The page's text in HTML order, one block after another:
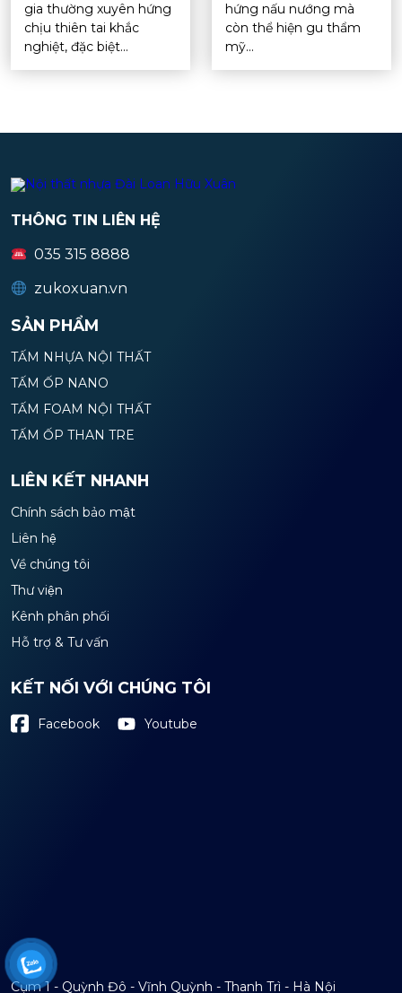
gia thường xuyên hứng
chịu thiên tai khắc
nghiệt, đặc biệt...
hứng nấu nướng mà
còn thể hiện gu thẩm
mỹ...
THÔNG TIN LIÊN HỆ
035 315 8888
zukoxuan.vn
SẢN PHẨM
TẤM NHỰA NỘI THẤT
TẤM ỐP NANO
TẤM FOAM NỘI THẤT
TẤM ỐP THAN TRE
LIÊN KẾT NHANH
Chính sách bảo mật
Liên hệ
Về chúng tôi
Thư viện
Kênh phân phối
Hỗ trợ & Tư vấn
KẾT NỐI VỚI CHÚNG TÔI
Facebook Youtube
Cụm 1 - Quỳnh Đô - Vĩnh Quỳnh - Thanh Trì - Hà Nội